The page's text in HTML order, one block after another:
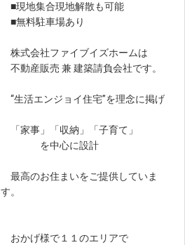
■現地集合現地解散も可能
■無料駐車場あり
株式会社ファイブイズホームは
不動産販売 兼 建築請負会社です。
“生活エンジョイ住宅”を理念に掲げ
「家事」「収納」「子育て」
を中心に設計
最高のお住まいをご提供していま
す。
おかげ様で１１のエリアで